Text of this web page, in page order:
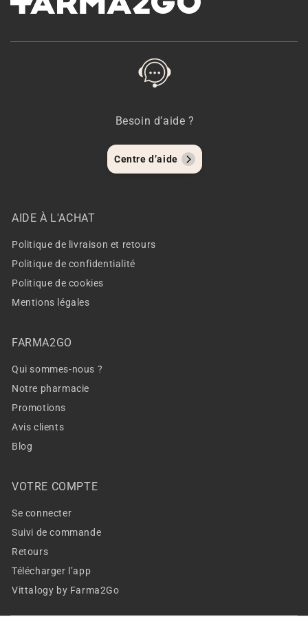
Besoin d’aide ?
Centre d’aide
AIDE À L'ACHAT
Politique de livraison et retours
Politique de confidentialité
Politique de cookies
Mentions légales
FARMA2GO
Qui sommes-nous ?
Notre pharmacie
Promotions
Avis clients
Blog
VOTRE COMPTE
Se connecter
Suivi de commande
Retours
Télécharger l’app
Vittalogy by Farma2Go